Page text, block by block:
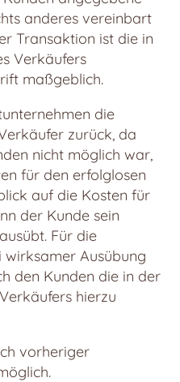
anderes vereinbart
Transaktion ist die in
Verkäufers
maßgeblich.
die
zurück, da
nicht möglich war,
für den erfolglosen
auf die Kosten für
der Kunde sein
Für die
wirksamer Ausübung
den Kunden die in der
hierzu
vorheriger